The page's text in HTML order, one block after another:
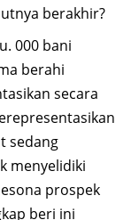
berakhir?
000 bani
berahi
secara
sedang
menyelidiki
prospek
beri ini